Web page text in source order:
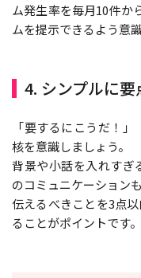
ム発生率を毎月10件か
ムを提示できるよう意
4. シンプルに要
「要するにこうだ！
核を意識しましょう。
背景や小話を入れすぎ
のコミュニケーション
伝えるべきことを3点
ることがポイントです。